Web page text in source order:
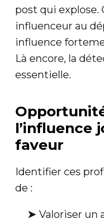
post qui explose.
influenceur au
influence
Là encore, la
essentielle.
l’influence
faveur
Identifier ces
de :
➤ Valoriser un